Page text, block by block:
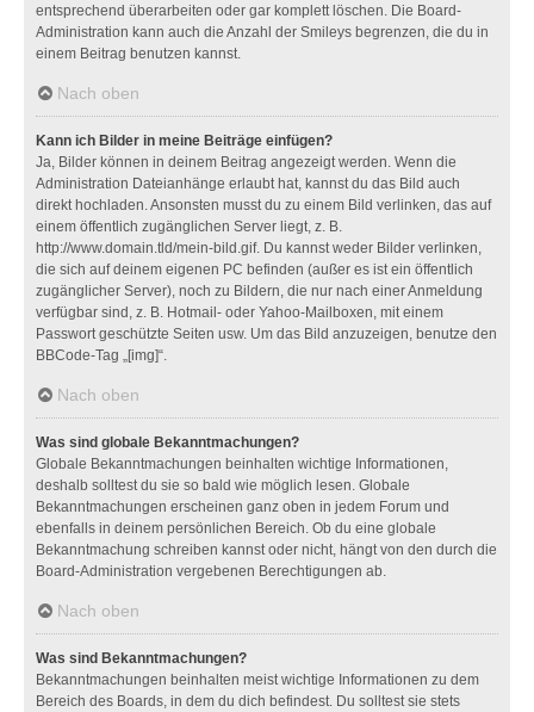
entsprechend überarbeiten oder gar komplett löschen. Die Board-
Administration kann auch die Anzahl der Smileys begrenzen, die du in
einem Beitrag benutzen kannst.
Nach oben
Kann ich Bilder in meine Beiträge einfügen?
Ja, Bilder können in deinem Beitrag angezeigt werden. Wenn die
Administration Dateianhänge erlaubt hat, kannst du das Bild auch
direkt hochladen. Ansonsten musst du zu einem Bild verlinken, das auf
einem öffentlich zugänglichen Server liegt, z. B.
http://www.domain.tld/mein-bild.gif. Du kannst weder Bilder verlinken,
die sich auf deinem eigenen PC befinden (außer es ist ein öffentlich
zugänglicher Server), noch zu Bildern, die nur nach einer Anmeldung
verfügbar sind, z. B. Hotmail- oder Yahoo-Mailboxen, mit einem
Passwort geschützte Seiten usw. Um das Bild anzuzeigen, benutze den
BBCode-Tag „[img]“.
Nach oben
Was sind globale Bekanntmachungen?
Globale Bekanntmachungen beinhalten wichtige Informationen,
deshalb solltest du sie so bald wie möglich lesen. Globale
Bekanntmachungen erscheinen ganz oben in jedem Forum und
ebenfalls in deinem persönlichen Bereich. Ob du eine globale
Bekanntmachung schreiben kannst oder nicht, hängt von den durch die
Board-Administration vergebenen Berechtigungen ab.
Nach oben
Was sind Bekanntmachungen?
Bekanntmachungen beinhalten meist wichtige Informationen zu dem
Bereich des Boards, in dem du dich befindest. Du solltest sie stets